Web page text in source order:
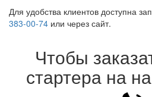
Для удобства клиентов доступна
383-00-74 или через сайт.
Чтобы
стартера на